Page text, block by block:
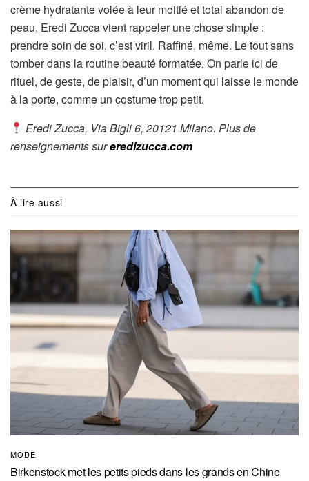
crème hydratante volée à leur moitié et total abandon de
peau, Eredi Zucca vient rappeler une chose simple :
prendre soin de soi, c’est viril. Raffiné, même. Le tout sans
tomber dans la routine beauté formatée. On parle ici de
rituel, de geste, de plaisir, d’un moment qui laisse le monde
à la porte, comme un costume trop petit.
Eredi Zucca, Via Bigli 6, 20121 Milano. Plus de
renseignements sureredizucca.com
À lire aussi
MODE
Birkenstock met les petits pieds dans les grands en Chine